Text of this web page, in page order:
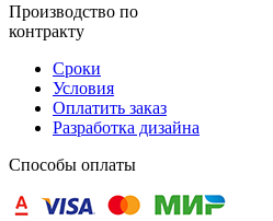
Производство по
контракту
Сроки
Условия
Оплатить заказ
Разработка дизайна
Способы оплаты